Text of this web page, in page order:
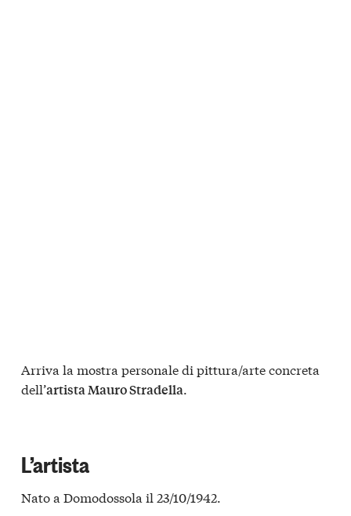
Arriva la mostra personale di pittura/arte concreta
dell’artista Mauro Stradella.
L’artista
Nato a Domodossola il 23/10/1942.